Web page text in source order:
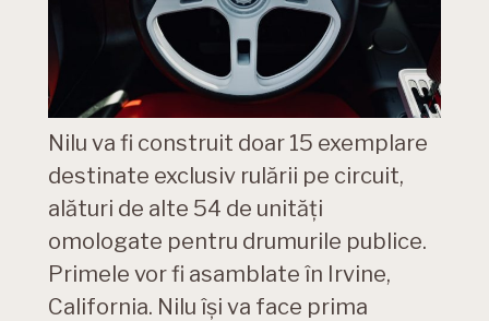
Nilu va fi construit doar 15 exemplare
destinate exclusiv rulării pe circuit,
alături de alte 54 de unități
omologate pentru drumurile publice.
Primele vor fi asamblate în Irvine,
California. Nilu își va face prima